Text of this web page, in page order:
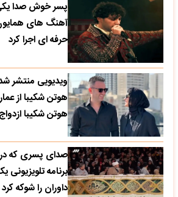
پسر خوش صدا
آهنگ های
حرفه ای اجرا کرد
ویدیویی منتشر
هوتن شکیبا از
هوتن شکیبا
صدای پسری که در
برنامه تلویزیونی
داوران را شوکه کرد